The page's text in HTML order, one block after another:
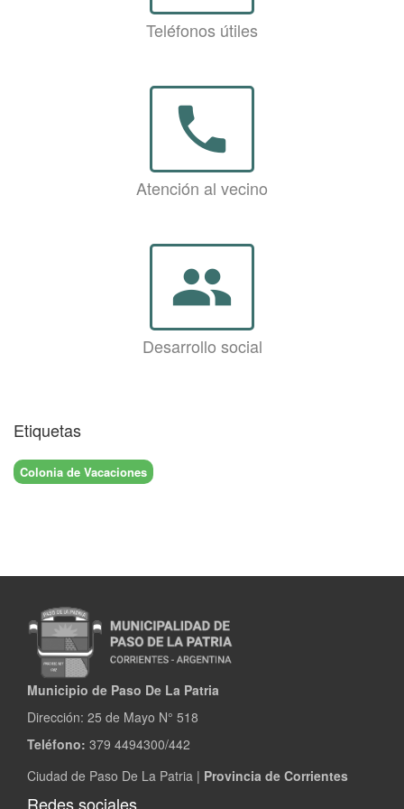
Teléfonos útiles
phone
Atención al vecino
group
Desarrollo social
Etiquetas
Colonia de Vacaciones
Municipio de Paso De La Patria
Dirección: 25 de Mayo N° 518
Teléfono: 379 4494300/442
Ciudad de Paso De La Patria | Provincia de Corrientes
Redes sociales